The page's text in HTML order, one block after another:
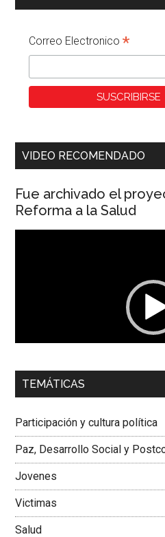
Correo Electronico*
VIDEO RECOMENDADO
Fue archivado el
Reforma a la Salud
00:00
Dra. Carolina Corcho Mejía,
Colombiana
TEMÁTICAS
Participación y cultura política
Paz, Desarrollo Social y
Jovenes
Victimas
Salud